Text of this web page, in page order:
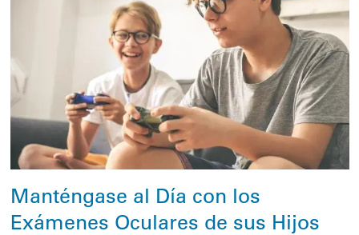
Manténgase al Día con los
Exámenes Oculares de sus Hijos